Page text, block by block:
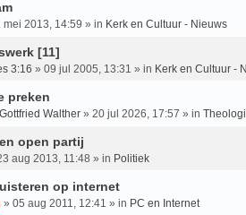
mei 2013, 14:59 » in Kerk en Cultuur - Nieuws
[11]
3:16 » 09 jul 2005, 13:31 » in Kerk en Cultuur -
preken
Walther » 20 jul 2026, 17:57 » in
open partij
aug 2013, 11:48 » in Politiek
op internet
» 05 aug 2011, 12:41 » in PC en Internet